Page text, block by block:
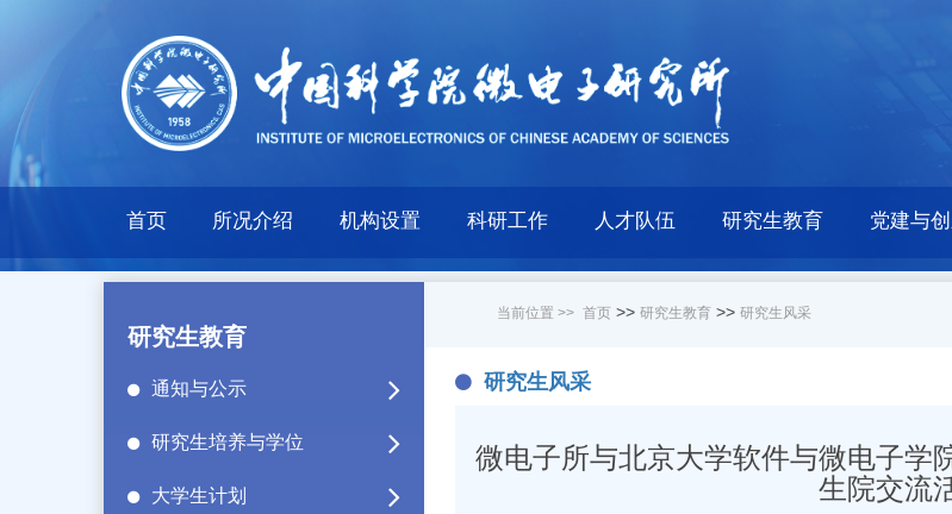
首页 所况介绍 机构设置 科研工作 人才队伍 研究生教育 党建与
研究生教育
通知与公示
研究生培养与学位
大学生计划
当前位置 >> 首页 >> 研究生教育 >> 研究生风采
研究生风采
微电子所与北京大学软件与微电子学
生院交流